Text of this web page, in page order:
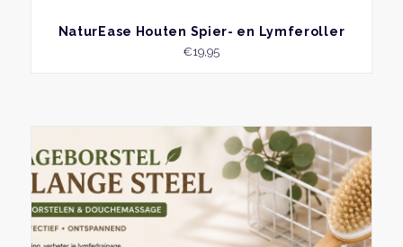
BEKIJK
NaturEase Houten Spier- en Lymferoller
€19,95